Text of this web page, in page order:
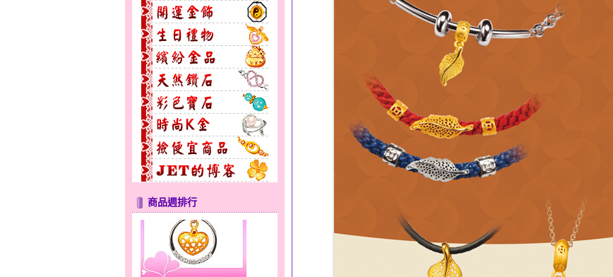
商品週排行
愛滿滿～金銀鋼套鍊